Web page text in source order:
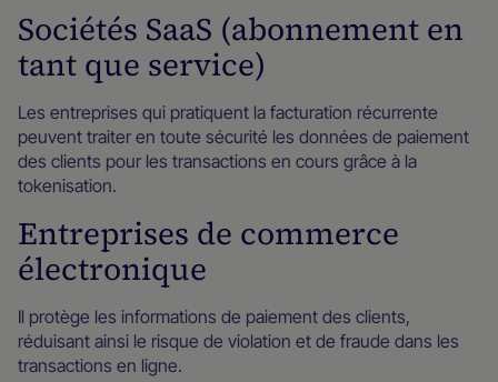
Sociétés SaaS (abonnement en
tant que service)
Les entreprises qui pratiquent la facturation récurrente
peuvent traiter en toute sécurité les données de paiement
des clients pour les transactions en cours grâce à la
tokenisation.
Entreprises de commerce
électronique
Il protège les informations de paiement des clients,
réduisant ainsi le risque de violation et de fraude dans les
transactions en ligne.